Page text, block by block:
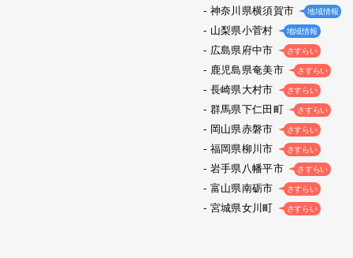
神奈川県横須賀市 地域情報
山梨県小菅村 地域情報
広島県府中市 さすらい
鹿児島県奄美市 さすらい
長崎県大村市 さすらい
群馬県下仁田町 さすらい
岡山県赤磐市 さすらい
福岡県柳川市 さすらい
岩手県八幡平市 さすらい
富山県南砺市 さすらい
宮城県女川町 さすらい